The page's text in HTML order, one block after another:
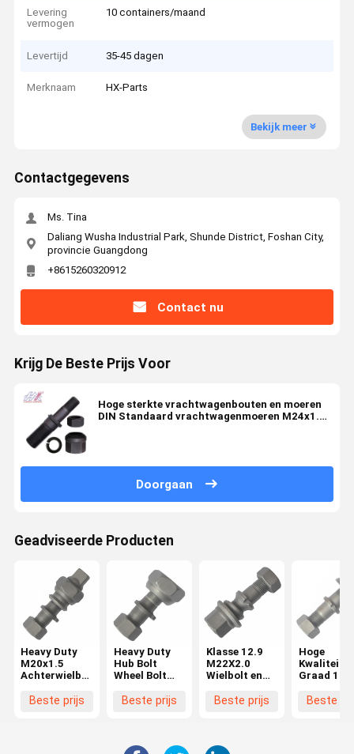
Levering
vermogen
10 containers/maand
Levertijd 35-45 dagen
Merknaam HX-Parts
Bekijk meer
Contactgegevens
Ms. Tina
Daliang Wusha Industrial Park, Shunde District, Foshan City,
provincie Guangdong
+8615260320912
Contact nu
Krijg De Beste Prijs Voor
Hoge sterkte vrachtwagenbouten en moeren
DIN Standaard vrachtwagenmoeren M24x1.5
Doorgaan
Geadviseerde Producten
Heavy Duty
M20x1.5
Achterwielbout
FF/MA
Beste prijs
Heavy Duty
Hub Bolt
Wheel Bolt
FF/MA
Beste prijs
Klasse 12.9
M22X2.0
Wielbolt en
Truck
Beste prijs
Hoge
Kwaliteit
Graad 10.9
Wielbout
Beste